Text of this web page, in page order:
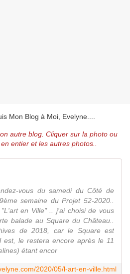
Mon Blog à Moi, Evelyne...
autre blog. Cliquer sur la photo ou
entier et les autres photos..
vous du samedi du Côté de
semaine du Projet 52-2020..
en Ville" .. j'ai choisi de vous
balade au Square du Château..
de 2018, car le Square est
le restera encore après le 11
étant encor
2020/05/l-art-en-ville.html